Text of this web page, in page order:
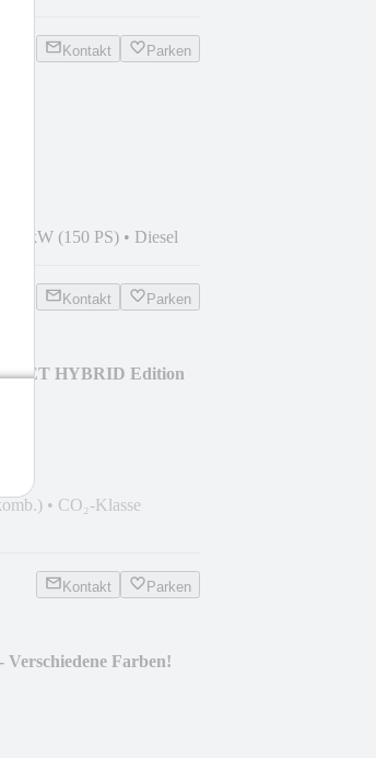
Kontakt Parken
110 kW (150 PS) • Diesel
Kontakt Parken
HYBRID Edition
• CO₂-Klasse
Kontakt Parken
Farben!